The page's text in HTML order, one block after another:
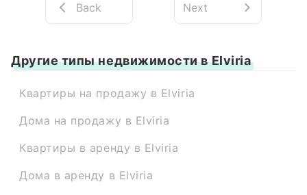
Back Next
Другие типы недвижимости в Elviria
Квартиры на продажу в Elviria
Дома на продажу в Elviria
Квартиры в аренду в Elviria
Дома в аренду в Elviria